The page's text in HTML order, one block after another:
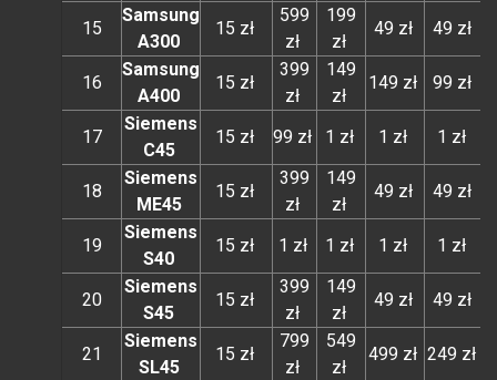
15
Samsung
A300
15 zł
599
zł
199
zł
49 zł 49 zł
16
Samsung
A400
15 zł
399
zł
149
zł
149 zł 99 zł
17
Siemens
C45
15 zł 99 zł 1 zł 1 zł 1 zł
18
Siemens
ME45
15 zł
399
zł
149
zł
49 zł 49 zł
19
Siemens
S40
15 zł 1 zł 1 zł 1 zł 1 zł
20
Siemens
S45
15 zł
399
zł
149
zł
49 zł 49 zł
21
Siemens
SL45
15 zł
799
zł
549
zł
499 zł 249 zł